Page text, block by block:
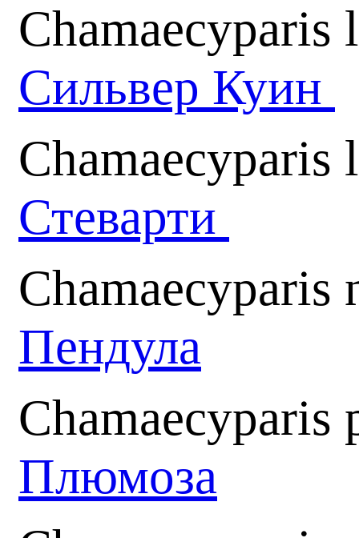
Сильвер Куин
Стеварти
Chamaecyparis
Пендула
Плюмоза